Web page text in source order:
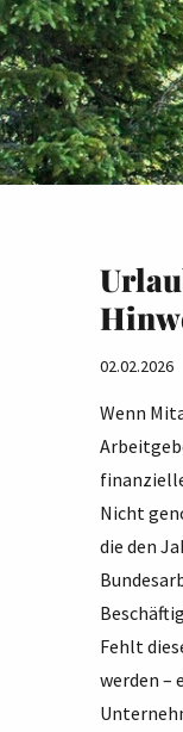
02.02.2026
Wenn
Nicht
die den
Fehlt
werden –